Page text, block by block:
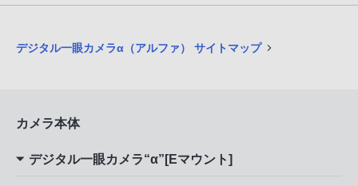
デジタル一眼カメラα（アルファ） サイトマップ
カメラ本体
デジタル一眼カメラ“α”[Eマウント]